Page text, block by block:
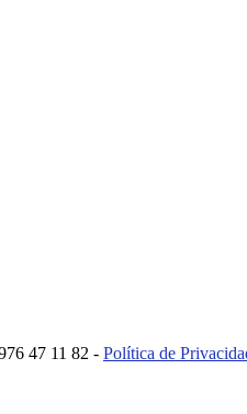
47 11 82 - Política de